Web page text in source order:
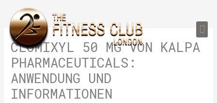
content
CLOMIXYL 50 MG VON KALPA
PHARMACEUTICALS:
ANWENDUNG UND
INFORMATIONEN